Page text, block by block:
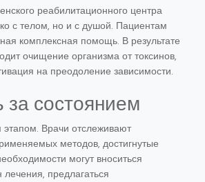
реабилитационного центра
с телом, но и с душой. Пациентам
комплексная помощь. В результате
очищение организма от токсинов,
на преодоление зависимости.
за состоянием
Врачи отслеживают
методов, достигнутые
могут вноситься
предлагаться